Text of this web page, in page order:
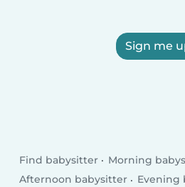
Sign me
Find babysitter
Morning
Afternoon babysitter
Evening